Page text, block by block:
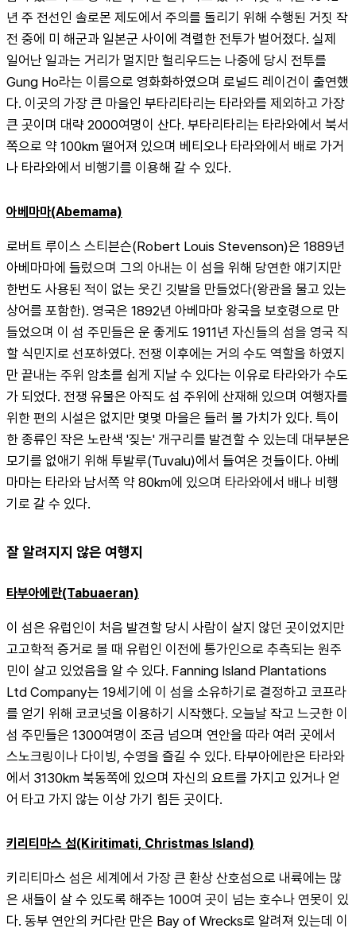
년 주 전선인 솔로몬 제도에서 주의를 돌리기 위해 수행된 거짓 작
전 중에 미 해군과 일본군 사이에 격렬한 전투가 벌어졌다. 실제
일어난 일과는 거리가 멀지만 헐리우드는 나중에 당시 전투를
Gung Ho라는 이름으로 영화화하였으며 로널드 레이건이 출연했
다. 이곳의 가장 큰 마을인 부타리타리는 타라와를 제외하고 가장
큰 곳이며 대략 2000여명이 산다. 부타리타리는 타라와에서 북서
쪽으로 약 100km 떨어져 있으며 베티오나 타라와에서 배로 가거
나 타라와에서 비행기를 이용해 갈 수 있다.
아베마마(Abemama)
로버트 루이스 스티븐슨(Robert Louis Stevenson)은 1889년
아베마마에 들렀으며 그의 아내는 이 섬을 위해 당연한 얘기지만
한번도 사용된 적이 없는 웃긴 깃발을 만들었다(왕관을 물고 있는
상어를 포함한). 영국은 1892년 아베마마 왕국을 보호령으로 만
들었으며 이 섬 주민들은 운 좋게도 1911년 자신들의 섬을 영국 직
할 식민지로 선포하였다. 전쟁 이후에는 거의 수도 역할을 하였지
만 끝내는 주위 암초를 쉽게 지날 수 있다는 이유로 타라와가 수도
가 되었다. 전쟁 유물은 아직도 섬 주위에 산재해 있으며 여행자를
위한 편의 시설은 없지만 몇몇 마을은 들러 볼 가치가 있다. 특이
한 종류인 작은 노란색 '짖는' 개구리를 발견할 수 있는데 대부분은
모기를 없애기 위해 투발루(Tuvalu)에서 들여온 것들이다. 아베
마마는 타라와 남서쪽 약 80km에 있으며 타라와에서 배나 비행
기로 갈 수 있다.
잘 알려지지 않은 여행지
타부아에란(Tabuaeran)
이 섬은 유럽인이 처음 발견할 당시 사람이 살지 않던 곳이었지만
고고학적 증거로 볼 때 유럽인 이전에 통가인으로 추측되는 원주
민이 살고 있었음을 알 수 있다. Fanning Island Plantations
Ltd Company는 19세기에 이 섬을 소유하기로 결정하고 코프라
를 얻기 위해 코코넛을 이용하기 시작했다. 오늘날 작고 느긋한 이
섬 주민들은 1300여명이 조금 넘으며 연안을 따라 여러 곳에서
스노크링이나 다이빙, 수영을 즐길 수 있다. 타부아에란은 타라와
에서 3130km 북동쪽에 있으며 자신의 요트를 가지고 있거나 얻
어 타고 가지 않는 이상 가기 힘든 곳이다.
키리티마스 섬(Kiritimati, Christmas Island)
키리티마스 섬은 세계에서 가장 큰 환상 산호섬으로 내륙에는 많
은 새들이 살 수 있도록 해주는 100여 곳이 넘는 호수나 연못이 있
다. 동부 연안의 커다란 만은 Bay of Wrecks로 알려져 있는데 이